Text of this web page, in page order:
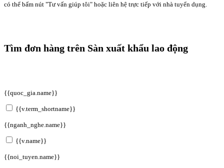
có thể bấm nút "Tư vấn giúp tôi" hoặc liên hệ trực tiếp với nhà tuyển dụng.
Tìm đơn hàng trên Sàn xuất khẩu lao động
{{quoc_gia.name}}
{{v.term_shortname}}
{{nganh_nghe.name}}
{{v.name}}
{{noi_tuyen.name}}